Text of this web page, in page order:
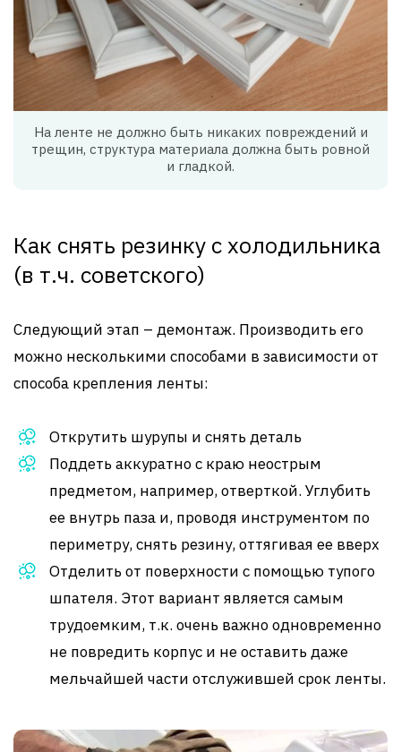
На ленте не должно быть никаких повреждений и
трещин, структура материала должна быть ровной
и гладкой.
Как снять резинку с холодильника
(в т.ч. советского)
Следующий этап – демонтаж. Производить его
можно несколькими способами в зависимости от
способа крепления ленты:
Открутить шурупы и снять деталь
Поддеть аккуратно с краю неострым
предметом, например, отверткой. Углубить
ее внутрь паза и, проводя инструментом по
периметру, снять резину, оттягивая ее вверх
Отделить от поверхности с помощью тупого
шпателя. Этот вариант является самым
трудоемким, т.к. очень важно одновременно
не повредить корпус и не оставить даже
мельчайшей части отслужившей срок ленты.